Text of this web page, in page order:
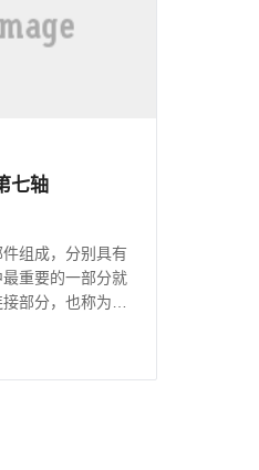
七轴
组成，分别具有
重要的一部分就
部分，也称为